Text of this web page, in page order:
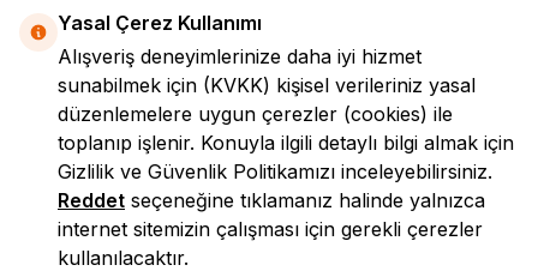
LokmanAVM
Yasal Çerez Kullanımı
Alışveriş deneyimlerinize daha iyi hizmet
sunabilmek için (KVKK) kişisel verileriniz yasal
düzenlemelere uygun çerezler (cookies) ile
toplanıp işlenir. Konuyla ilgili detaylı bilgi almak için
Gizlilik ve Güvenlik Politikamızı inceleyebilirsiniz.
Reddet seçeneğine tıklamanız halinde yalnızca
internet sitemizin çalışması için gerekli çerezler
kullanılacaktır.